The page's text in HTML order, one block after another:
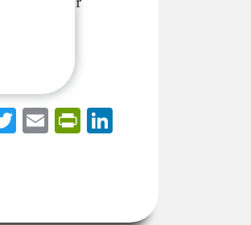
Twitter
EmailPrintFriendly
LinkedIn